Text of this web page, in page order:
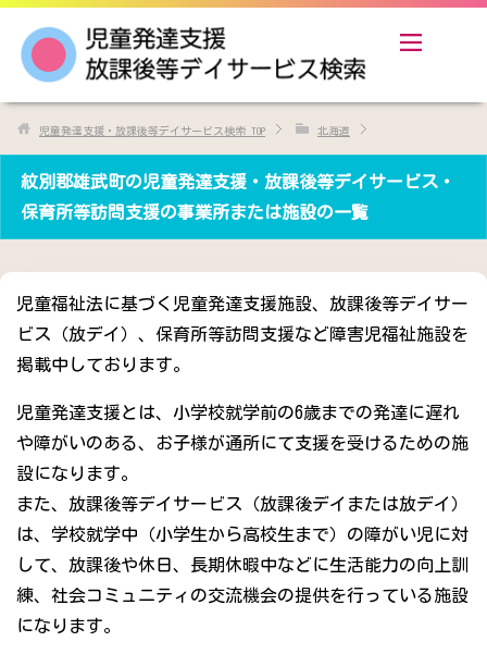
児童発達支援・放課後等デイサービス検索 TOP 北海道
紋別郡雄武町の児童発達支援・放課後等デイサービス・
保育所等訪問支援の事業所または施設の一覧
児童福祉法に基づく児童発達支援施設、放課後等デイサー
ビス（放デイ）、保育所等訪問支援など障害児福祉施設を
掲載中しております。
児童発達支援とは、小学校就学前の6歳までの発達に遅れ
や障がいのある、お子様が通所にて支援を受けるための施
設になります。
また、放課後等デイサービス（放課後デイまたは放デイ）
は、学校就学中（小学生から高校生まで）の障がい児に対
して、放課後や休日、長期休暇中などに生活能力の向上訓
練、社会コミュニティの交流機会の提供を行っている施設
になります。